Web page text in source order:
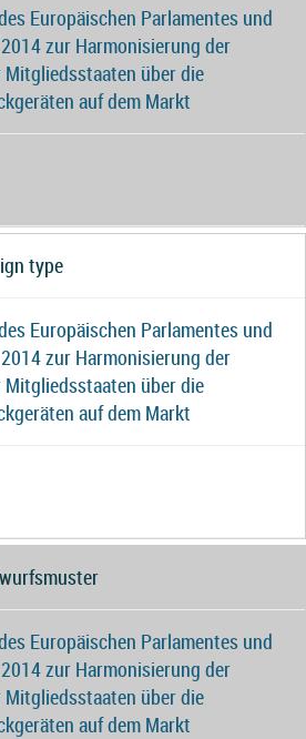
Europäischen Parlamentes und
zur Harmonisierung der
über die
auf dem Markt
type
Europäischen Parlamentes und
zur Harmonisierung der
über die
auf dem Markt
Europäischen Parlamentes und
zur Harmonisierung der
über die
auf dem Markt